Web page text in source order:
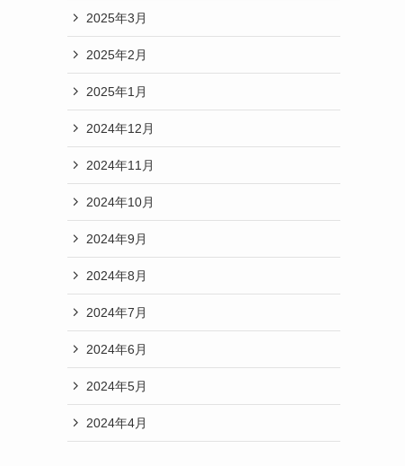
2025年3月
2025年2月
2025年1月
2024年12月
2024年11月
2024年10月
2024年9月
2024年8月
2024年7月
2024年6月
2024年5月
2024年4月